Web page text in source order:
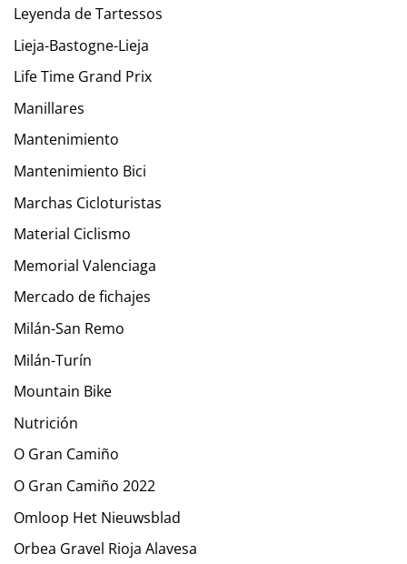
Leyenda de Tartessos
Lieja-Bastogne-Lieja
Life Time Grand Prix
Manillares
Mantenimiento
Mantenimiento Bici
Marchas Cicloturistas
Material Ciclismo
Memorial Valenciaga
Mercado de fichajes
Milán-San Remo
Milán-Turín
Mountain Bike
Nutrición
O Gran Camiño
O Gran Camiño 2022
Omloop Het Nieuwsblad
Orbea Gravel Rioja Alavesa